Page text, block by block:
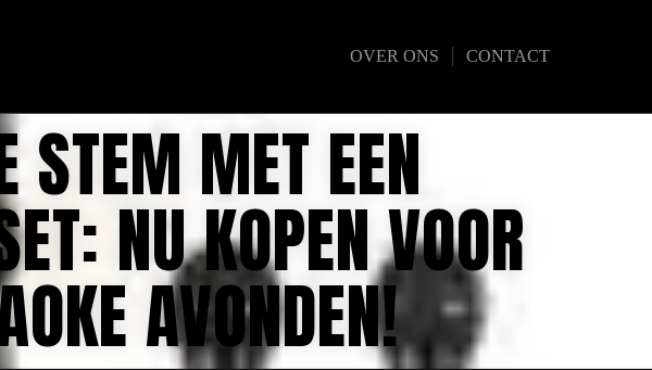
OVER ONS CONTACT
STEM MET EEN
NU KOPEN VOOR
AVONDEN!